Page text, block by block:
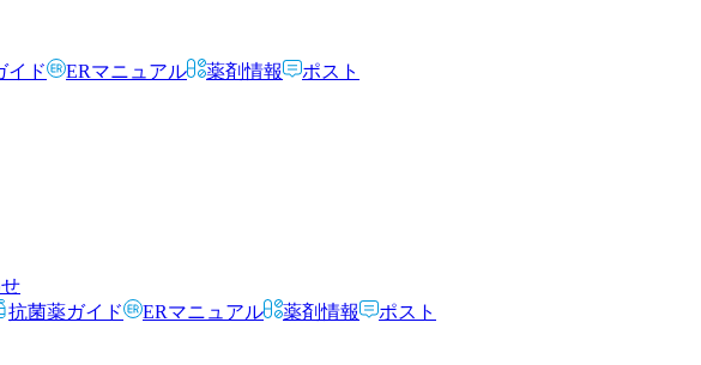
イド ERマニュアル 薬剤情報 ポスト
抗菌薬ガイド ERマニュアル 薬剤情報 ポスト